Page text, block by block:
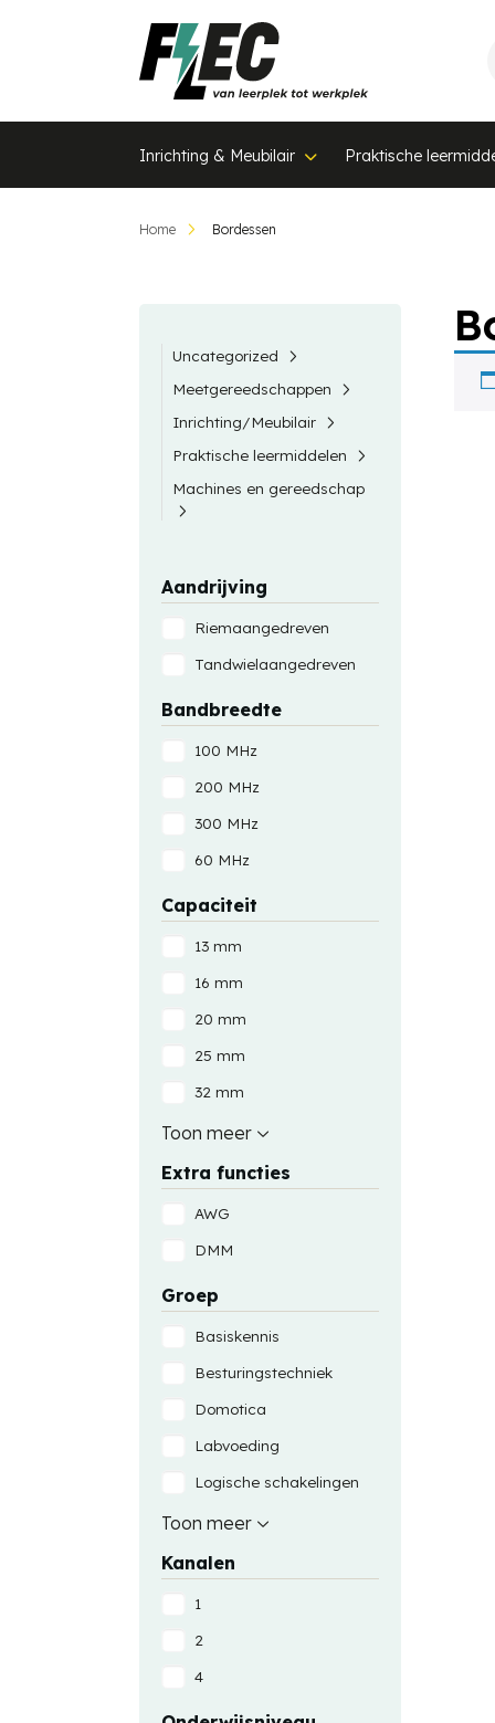
Inrichting & Meubilair Praktische
Home Bordessen
Uncategorized
Meetgereedschappen
Inrichting/Meubilair
Praktische leermiddelen
Machines en gereedschap
Aandrijving
Riemaangedreven
Tandwielaangedreven
Bandbreedte
100 MHz
200 MHz
300 MHz
60 MHz
Capaciteit
13 mm
16 mm
20 mm
25 mm
32 mm
40 mm
Toon meer
Extra functies
AWG
DMM
Groep
Basiskennis
Besturingstechniek
Domotica
Labvoeding
Logische schakelingen
Pneumatiek
Praktijkvoeding
Toon meer
Kanalen
1
2
4